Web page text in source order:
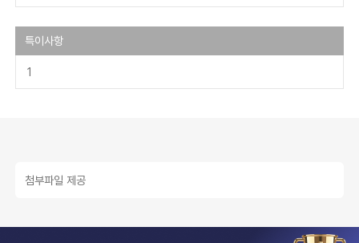
특이사항
1
첨부파일 제공